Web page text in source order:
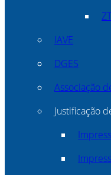
IAVE
DGES
Associação
Justificação